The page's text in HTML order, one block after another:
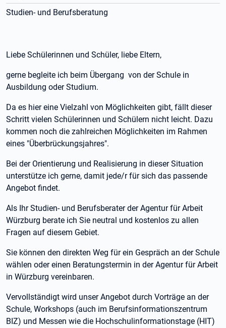
Studien- und Berufsberatung
Liebe Schülerinnen und Schüler, liebe Eltern,
gerne begleite ich beim Übergang von der Schule in
Ausbildung oder Studium.
Da es hier eine Vielzahl von Möglichkeiten gibt, fällt dieser
Schritt vielen Schülerinnen und Schülern nicht leicht. Dazu
kommen noch die zahlreichen Möglichkeiten im Rahmen
eines "Überbrückungsjahres".
Bei der Orientierung und Realisierung in dieser Situation
unterstütze ich gerne, damit jede/r für sich das passende
Angebot findet.
Als Ihr Studien- und Berufsberater der Agentur für Arbeit
Würzburg berate ich Sie neutral und kostenlos zu allen
Fragen auf diesem Gebiet.
Sie können den direkten Weg für ein Gespräch an der Schule
wählen oder einen Beratungstermin in der Agentur für Arbeit
in Würzburg vereinbaren.
Vervollständigt wird unser Angebot durch Vorträge an der
Schule, Workshops (auch im Berufsinformationszentrum
BIZ) und Messen wie die Hochschulinformationstage (HIT)